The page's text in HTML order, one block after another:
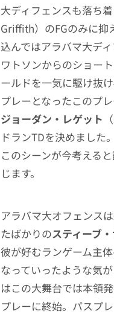
大ディフェンスも落ち
Griffith）のFGのみに抑
込んではアラバマ大デ
ワトソンからのショー
ールドを一気に駆け抜
プレーとなったこのプ
ジョーダン・レゲット
ドランTDを決めました
このシーンが今考える
じます。
アラバマ大オフェンス
たばかりのスティーブ
彼が好むランゲーム主
なっていったような気
はこの大舞台では本領
プレーに終始。パスプ